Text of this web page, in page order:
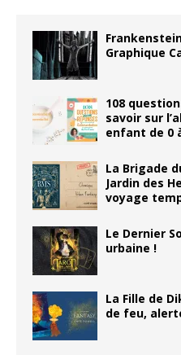
Graphique
108
savoir sur
enfant de 0
La Brigade
Jardin des
voyage
Le Dernier
urbaine !
La Fille de
de feu,